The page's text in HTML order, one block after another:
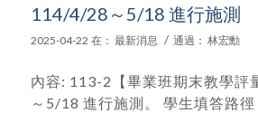
114/4/28～5/18 進行施測
2025-04-22 在： 最新消息 / 通過： 林宏勳
內容: 113-2【畢業班期末教學
～5/18 進行施測。 學生填答路